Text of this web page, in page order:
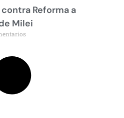
Reforma a
Milei